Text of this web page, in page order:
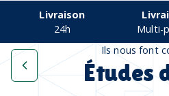
Livraison
24h
Multi-
Ils nous font
Études